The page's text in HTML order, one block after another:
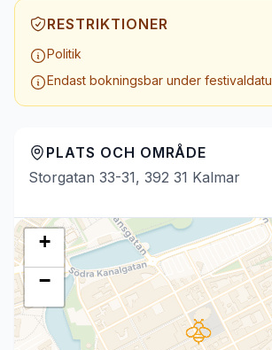
RESTRIKTIONER
Politik
Endast bokningsbar under
PLATS OCH OMRÅDE
Storgatan 33-31, 392 31 Kalmar
+
−